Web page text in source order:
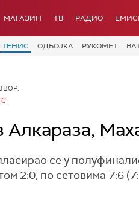
МАГАЗИН ТВ РАДИО
ТЕНИС ОДБОЈКА РУКОМЕТ
се у
2:0, по сетовима 7:6